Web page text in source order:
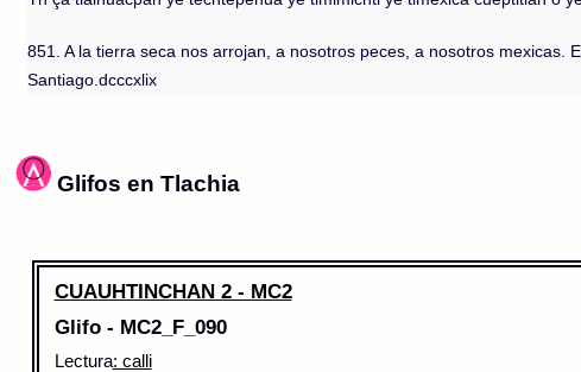
851. A la tierra seca nos arrojan, a nosotros peces, a nosotros
Santiago.dcccxlix
Glifos en Tlachia
CUAUHTINCHAN 2 - MC2
Glifo - MC2_F_090
Lectura: calli